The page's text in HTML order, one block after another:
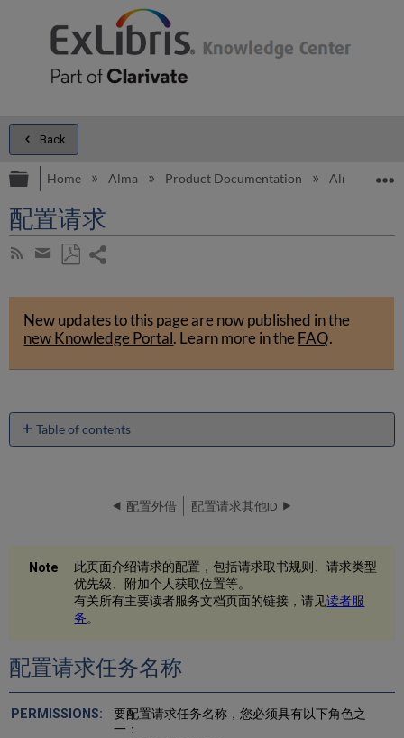
Back
Expand/collapse global hierarchy
Home Alma Product Documentation Alma Online
配置请求
Subscribe
RSS
Share
by
email
as
PDF
New updates to this page are now published in the
new Knowledge Portal. Learn more in theFAQ.
Table of contents
称
取
书
规
则
配置外借 配置请求其他ID
此页面介绍请求的配置，包括请求取书规则、请求类型
优先级、附加个人获取位置等。
有关所有主要读者服务文档页面的链接，请见读者服
务。
配置请求任务名称
要配置请求任务名称，您必须具有以下角色之
一：